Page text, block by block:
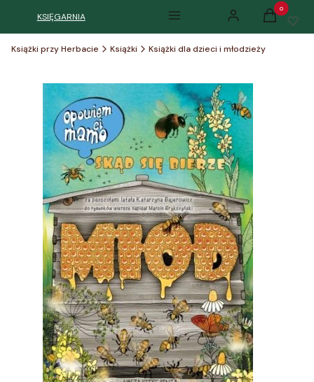
KSIĘGARNIA Menu Zaloguj się Produkty w
Koszyk
Książki przy Herbacie Książki Książki dla dzieci i młodzieży